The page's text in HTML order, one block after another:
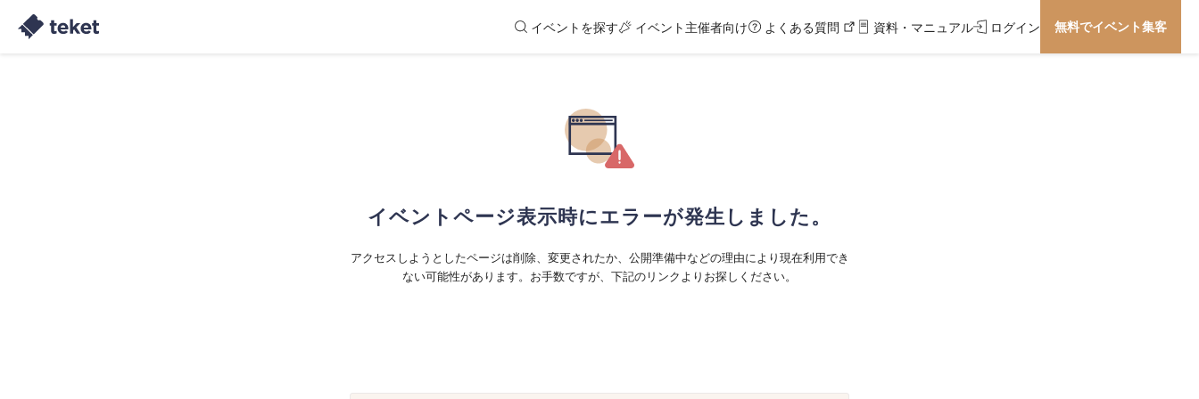
イベントを探す イベント主催者向け よくある質問 資料・マニュアル ログイン 無料でイベント集客
イベントページ表示時にエラーが発生しました。
アクセスしようとしたページは削除、変更されたか、公開準備中などの理由により現在利用でき
ない可能性があります。お手数ですが、下記のリンクよりお探しください。